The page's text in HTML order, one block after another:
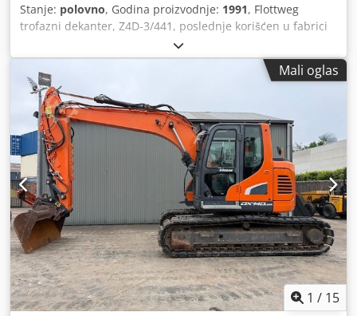
Stanje: polovno, Godina proizvodnje: 1991, Flottweg
trofazni dekanter, Z4D-3/441, poslednje korišćen u fabrici
voćnih sokova. Unutrašnji prečnik bubnja: 420 mm,
unutrašnja dužina bubnja: 1245 mm, debljina zida bubnja:
10 mm. Medijum koji se razdvaja se uvodi u šuplju
centralnu osovinu dekantera. Čvrste materije se usled
centrifugalne sile skupljaju na omotaču bubnja. Putem
cilindro-konusa transportnog zavrtnja, prsten čvrstih
materija se doprema do izlaznih otvora i izbacuje u kućište
za čvrste materije. Dve tečne komponente se razdvajaju
prema svojoj specifičnoj gustini i formiraju dva prstena od
tečnosti. Pomoću ljuštilice i prelivnog prstena, prečnik
prstena tečnosti može se prilagoditi. Jedna od dve faze se
izbacuje bez pritiska, dok druga preko ljuštilice pod
pritiskom. Sadržaj vlažnosti čvrstih materija kao i čistoća
tečnosti mogu se regulisati uz pomoć: - promene prečnika
faza ljuštilice i ljuštilice, - brzine obrtanja dekantera, -
brzine obrtanja zavrtnja. Mašina (dodatno): trofazni
dekanter Cjdpfx Aoyr Iccolnsha Maks. brzina obrtanja
Mali oglas
1 / 15